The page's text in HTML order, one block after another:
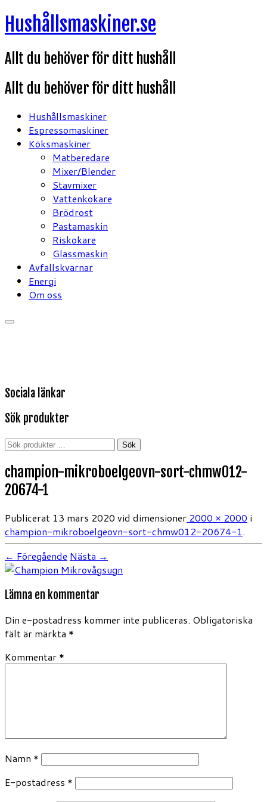
Hoppa
till
Hushållsmaskiner.se
Allt du behöver för ditt hushåll
Allt du behöver för ditt hushåll
Hushållsmaskiner
Espressomaskiner
Köksmaskiner
Matberedare
Mixer/Blender
Stavmixer
Vattenkokare
Brödrost
Pastamaskin
Riskokare
Glassmaskin
Avfallskvarnar
Energi
Om oss
Sociala länkar
Sök produkter
Sök
Sök
champion-mikroboelgeovn-sort-chmw012-
20674-1
Publicerat 13 mars 2020 vid dimensioner 2000 × 2000 i
champion-mikroboelgeovn-sort-chmw012-20674-1.
← Föregående Nästa →
Lämna en kommentar
Din e-postadress kommer inte publiceras. Obligatoriska
fält är märkta *
Kommentar *
Namn *
E-postadress *